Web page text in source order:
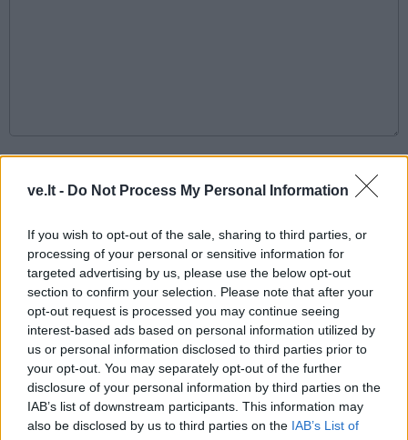
ve.lt - Do Not Process My Personal Information
If you wish to opt-out of the sale, sharing to third parties, or
processing of your personal or sensitive information for
targeted advertising by us, please use the below opt-out
section to confirm your selection. Please note that after your
opt-out request is processed you may continue seeing
interest-based ads based on personal information utilized by
us or personal information disclosed to third parties prior to
your opt-out. You may separately opt-out of the further
disclosure of your personal information by third parties on the
IAB’s list of downstream participants. This information may
also be disclosed by us to third parties on the IAB’s List of
This site is protected by
reCAPTCHA and the Google
Service
apply.